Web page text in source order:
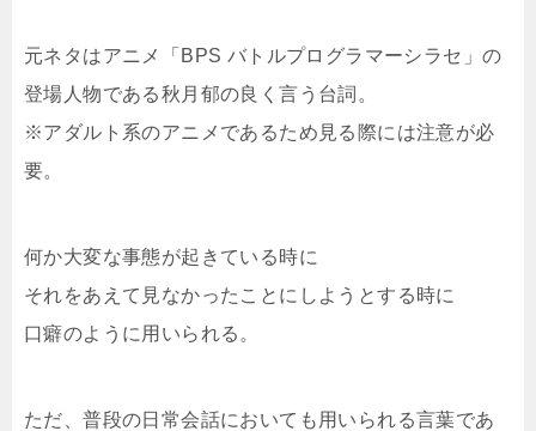
元ネタはアニメ「BPS バトルプログラマーシラセ」の
登場人物である秋月郁の良く言う台詞。
※アダルト系のアニメであるため見る際には注意が必
要。
何か大変な事態が起きている時に
それをあえて見なかったことにしようとする時に
口癖のように用いられる。
ただ、普段の日常会話においても用いられる言葉であ